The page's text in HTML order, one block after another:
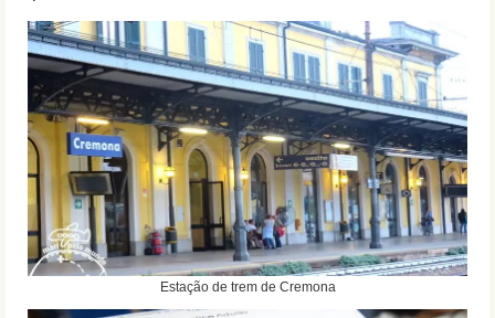
Estação de trem de Cremona